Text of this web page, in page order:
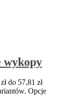
wykopy
do 57,81 zł
Opcje